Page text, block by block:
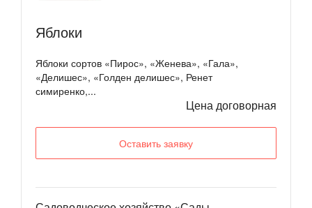
Яблоки
Яблоки сортов «Пирос», «Женева», «Гала»,
«Делишес», «Голден делишес», Ренет
симиренко,...
Цена договорная
Оставить заявку